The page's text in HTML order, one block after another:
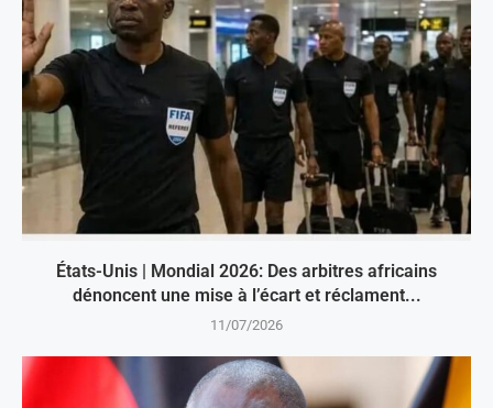
États-Unis | Mondial 2026: Des arbitres africains
dénoncent une mise à l’écart et réclament...
11/07/2026